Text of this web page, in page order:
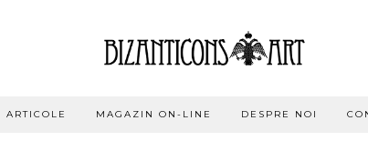
ARTICOLE MAGAZIN ON-LINE DESPRE NOI